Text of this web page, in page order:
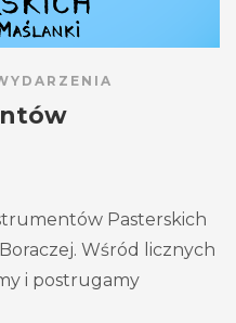
Pasterskich
Wśród licznych
i postrugamy